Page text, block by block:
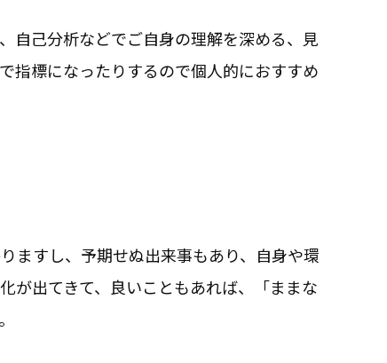
自己分析などでご自身の理解を深める、見
指標になったりするので個人的におすすめ
ますし、予期せぬ出来事もあり、自身や環
が出てきて、良いこともあれば、「ままな